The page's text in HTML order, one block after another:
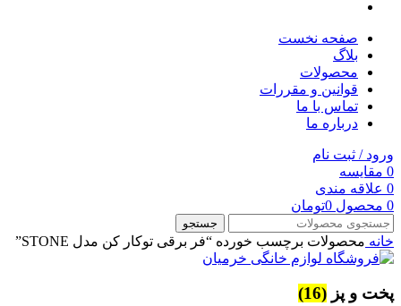
صفحه نخست
بلاگ
محصولات
قوانین و مقررات
تماس با ما
درباره ما
ورود / ثبت نام
0 مقایسه
0 علاقه مندی
0 محصول 0تومان
جستجو
خانه محصولات برچسب خورده “فر برقی توکار کن مدل STONE”
پخت و پز (16)